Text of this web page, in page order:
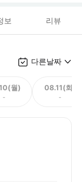
보 리뷰
다른날짜
월)
-
08.11(화)
-